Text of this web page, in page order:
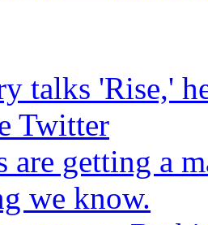
talks 'Rise,'
Twitter
are getting a
we know.